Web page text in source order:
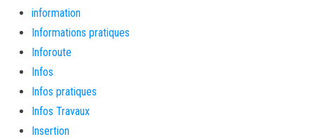
information
Informations pratiques
Inforoute
Infos
Infos pratiques
Infos Travaux
Insertion